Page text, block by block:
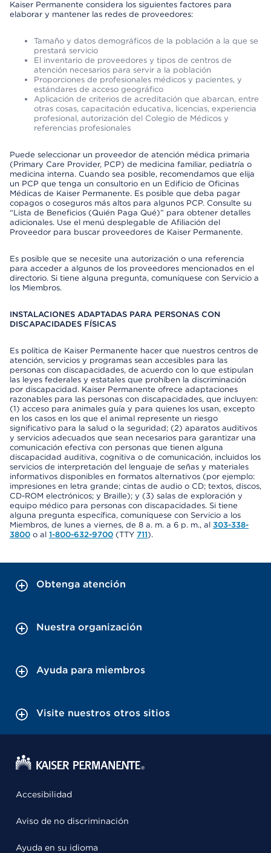
Kaiser Permanente considera los siguientes factores para
elaborar y mantener las redes de proveedores:
Tamaño y datos demográficos de la población a la que se
prestará servicio
El inventario de proveedores y tipos de centros de
atención necesarios para servir a la población
Proporciones de profesionales médicos y pacientes, y
estándares de acceso geográfico
Aplicación de criterios de acreditación que abarcan, entre
otras cosas, capacitación educativa, licencias, experiencia
profesional, autorización del Colegio de Médicos y
referencias profesionales
Puede seleccionar un proveedor de atención médica primaria
(Primary Care Provider, PCP) de medicina familiar, pediatría o
medicina interna. Cuando sea posible, recomendamos que elija
un PCP que tenga un consultorio en un Edificio de Oficinas
Médicas de Kaiser Permanente. Es posible que deba pagar
copagos o coseguros más altos para algunos PCP. Consulte su
“Lista de Beneficios (Quién Paga Qué)” para obtener detalles
adicionales. Use el menú desplegable de Afiliación del
Proveedor para buscar proveedores de Kaiser Permanente.
Es posible que se necesite una autorización o una referencia
para acceder a algunos de los proveedores mencionados en el
directorio. Si tiene alguna pregunta, comuníquese con Servicio a
los Miembros.
INSTALACIONES ADAPTADAS PARA PERSONAS CON
DISCAPACIDADES FÍSICAS
Es política de Kaiser Permanente hacer que nuestros centros de
atención, servicios y programas sean accesibles para las
personas con discapacidades, de acuerdo con lo que estipulan
las leyes federales y estatales que prohíben la discriminación
por discapacidad. Kaiser Permanente ofrece adaptaciones
razonables para las personas con discapacidades, que incluyen:
(1) acceso para animales guía y para quienes los usan, excepto
en los casos en los que el animal represente un riesgo
significativo para la salud o la seguridad; (2) aparatos auditivos
y servicios adecuados que sean necesarios para garantizar una
comunicación efectiva con personas que tienen alguna
discapacidad auditiva, cognitiva o de comunicación, incluidos los
servicios de interpretación del lenguaje de señas y materiales
informativos disponibles en formatos alternativos (por ejemplo:
impresiones en letra grande; cintas de audio o CD; textos, discos,
CD-ROM electrónicos; y Braille); y (3) salas de exploración y
equipo médico para personas con discapacidades. Si tiene
alguna pregunta específica, comuníquese con Servicio a los
Miembros, de lunes a viernes, de 8 a. m. a 6 p. m., al 303-338-
3800 o al 1-800-632-9700 (TTY 711).
Obtenga atención
Nuestra organización
Ayuda para miembros
Visite nuestros otros sitios
Accesibilidad
Aviso de no discriminación
Ayuda en su idioma